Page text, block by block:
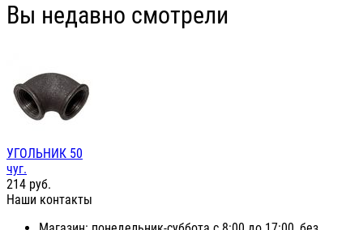
Вы недавно смотрели
УГОЛЬНИК 50
чуг.
214 руб.
Наши контакты